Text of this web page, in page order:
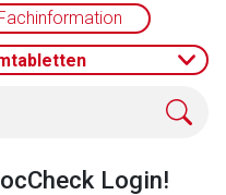
Login!
eine externe Web-
Web-Seite ist deren
gelten dort ggf. andere